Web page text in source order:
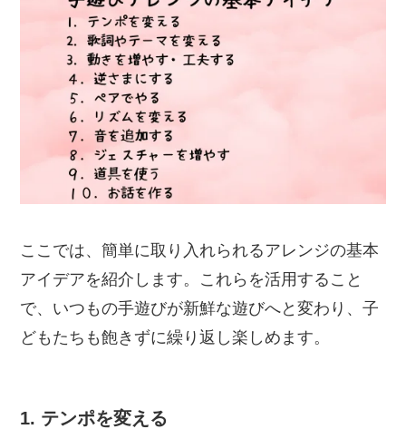
ここでは、簡単に取り入れられるアレンジの基本
アイデアを紹介します。これらを活用すること
で、いつもの手遊びが新鮮な遊びへと変わり、子
どもたちも飽きずに繰り返し楽しめます。
1. テンポを変える